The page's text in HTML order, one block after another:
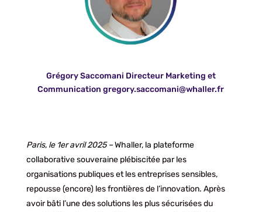
Grégory Saccomani Directeur Marketing et
Communicationgregory.saccomani@whaller.fr
Paris, le 1er avril 2025 –Whaller, la plateforme
collaborative souveraine plébiscitée par les
organisations publiques et les entreprises sensibles,
repousse (encore) les frontières de l’innovation. Après
avoir bâti l’une des solutions les plus sécurisées du